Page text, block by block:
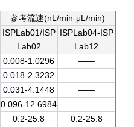
参考流速(nL/min-μL/min)
ISPLab01/ISP
Lab02
ISPLab04-ISP
Lab12
0.008-1.0296
——
0.018-2.3232
——
0.031-4.1448
——
0.096-12.6984
——
0.2-25.8
0.2-25.8